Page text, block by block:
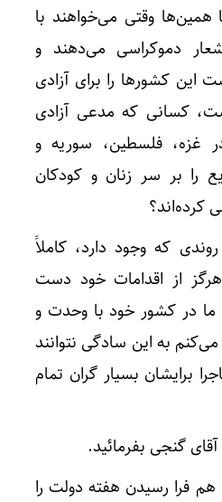
همین‌ها وقتی می‌خواهند با
دموکراسی می‌دهند و
این کشورها را برای آزادی
کسانی که مدعی آزادی
غزه، فلسطین، سوریه و
را بر سر زنان و کودکان
کرده‌اند؟
که وجود دارد، کاملاً
از اقدامات خود دست
ما در کشور خود با وحدت و
به این سادگی نتوانند
برایشان بسیار گران تمام
گنجی بفرمائید.
فرا رسیدن هفته دولت را